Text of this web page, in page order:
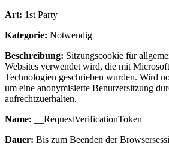
Art: 1st Party
Kategorie: Notwendig
Beschreibung: Sitzungscookie für
Websites verwendet wird, die mit
Technologien geschrieben wurden. Wird
um eine anonymisierte Benutzersitzung
aufrechtzuerhalten.
Name: __RequestVerificationToken
Dauer: Bis zum Beenden der